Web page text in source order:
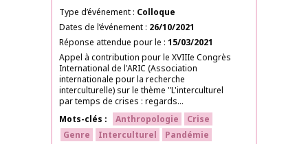
Type d’événement Colloque
Dates de l’événement 26/10/2021
Réponse attendue pour le 15/03/2021
Appel à contribution pour le XVIIIe Congrès
International de l'ARIC (Association
internationale pour la recherche
interculturelle) sur le thème "L'interculturel
par temps de crises : regards...
Mots-clés
Anthropologie
Crise
Genre
Interculturel
Pandémie